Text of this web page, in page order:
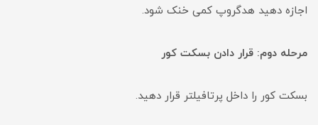
اجازه دهید هدگروپ کمی خنک شود.
مرحله دوم: قرار دادن بسکت کور
بسکت کور را داخل پرتافیلتر قرار دهید.